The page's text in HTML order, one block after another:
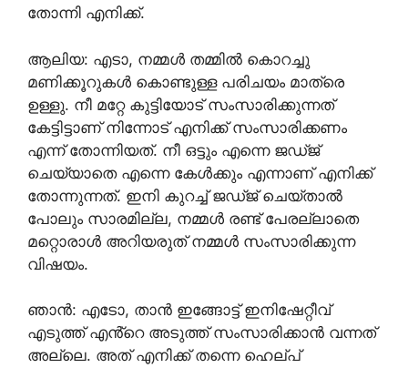
തോന്നി എനിക്ക്.
ആലിയ: എടാ, നമ്മൾ തമ്മിൽ കൊറച്ചു
മണിക്കൂറുകൾ കൊണ്ടുള്ള പരിചയം മാത്രെ
ഉള്ളു. നീ മറ്റേ കുട്ടിയോട് സംസാരിക്കുന്നത്
കേട്ടിട്ടാണ് നിന്നോട് എനിക്ക് സംസാരിക്കണം
എന്ന് തോന്നിയത്. നീ ഒട്ടും എന്നെ ജഡ്ജ്
ചെയ്യാതെ എന്നെ കേൾക്കും എന്നാണ് എനിക്ക്
തോന്നുന്നത്. ഇനി കുറച്ച് ജഡ്ജ് ചെയ്താൽ
പോലും സാരമില്ല, നമ്മൾ രണ്ട് പേരല്ലാതെ
മറ്റൊരാൾ അറിയരുത് നമ്മൾ സംസാരിക്കുന്ന
വിഷയം.
ഞാൻ: എടോ, താൻ ഇങ്ങോട്ട് ഇനിഷേറ്റീവ്
എടുത്ത് എൻ്റെ അടുത്ത് സംസാരിക്കാൻ വന്നത്
അല്ലെ. അത്‌ എനിക്ക് തന്നെ ഹെല്പ്